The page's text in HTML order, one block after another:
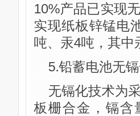
10%产品已实现
实现纸板锌锰电
吨、汞4吨，其中
5.铅蓄电池无
无镉化技术为
板栅合金，镉含